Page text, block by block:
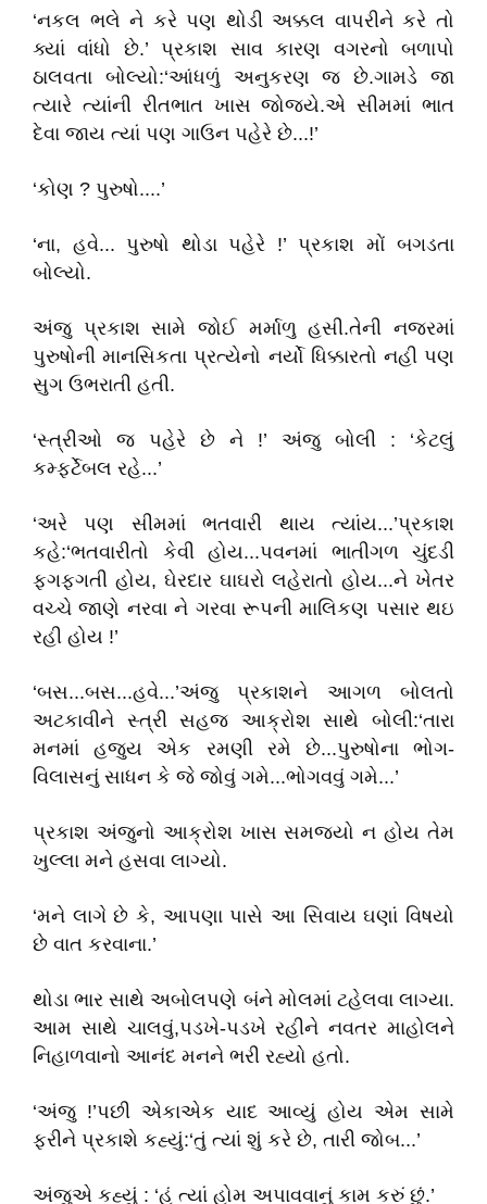
‘નકલ ભલે ને કરે પણ થોડી અક્કલ વાપરીને કરે તો
ક્યાં વાંધો છે.’ પ્રકાશ સાવ કારણ વગરનો બળાપો
ઠાલવતા બોલ્યો:‘આંધળું અનુકરણ જ છે.ગામડે જા
ત્યારે ત્યાંની રીતભાત ખાસ જોજ્યે.એ સીમમાં ભાત
દેવા જાય ત્યાં પણ ગાઉન પહેરે છે...!’
‘કોણ ? પુરુષો....’
‘ના, હવે... પુરુષો થોડા પહેરે !’ પ્રકાશ મોં બગડતા
બોલ્યો.
અંજુ પ્રકાશ સામે જોઈ મર્માળુ હસી.તેની નજરમાં
પુરુષોની માનસિકતા પ્રત્યેનો નર્યો ધિક્કારતો નહી પણ
સુગ ઉભરાતી હતી.
‘સ્ત્રીઓ જ પહેરે છે ને !’ અંજુ બોલી : ‘કેટલું
કમ્ફર્ટેબલ રહે...’
‘અરે પણ સીમમાં ભતવારી થાય ત્યાંય...’પ્રકાશ
કહે:‘ભતવારીતો કેવી હોય...પવનમાં ભાતીગળ ચુંદડી
ફગફગતી હોય, ઘેરદાર ઘાઘરો લહેરાતો હોય...ને ખેતર
વચ્ચે જાણે નરવા ને ગરવા રૂપની માલિકણ પસાર થઇ
રહી હોય !’
‘બસ...બસ...હવે...’અંજુ પ્રકાશને આગળ બોલતો
અટકાવીને સ્ત્રી સહજ આક્રોશ સાથે બોલી:‘તારા
મનમાં હજુય એક રમણી રમે છે...પુરુષોના ભોગ-
વિલાસનું સાધન કે જે જોવું ગમે...ભોગવવું ગમે...’
પ્રકાશ અંજુનો આક્રોશ ખાસ સમજ્યો ન હોય તેમ
ખુલ્લા મને હસવા લાગ્યો.
‘મને લાગે છે કે, આપણા પાસે આ સિવાય ઘણાં વિષયો
છે વાત કરવાના.’
થોડા ભાર સાથે અબોલપણે બંને મોલમાં ટહેલવા લાગ્યા.
આમ સાથે ચાલવું,પડખે-પડખે રહીને નવતર માહોલને
નિહાળવાનો આનંદ મનને ભરી રહ્યો હતો.
‘અંજુ !’પછી એકાએક યાદ આવ્યું હોય એમ સામે
ફરીને પ્રકાશે કહ્યું:‘તું ત્યાં શું કરે છે, તારી જોબ...’
અંજુએ કહ્યું : ‘હું ત્યાં હોમ અપાવવાનું કામ કરું છું.’